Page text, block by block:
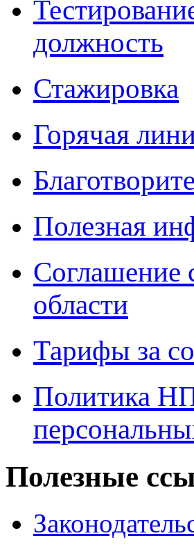
должность
Стажировка
Горячая
Полезная
области
Тарифы за
Политика
Полезные